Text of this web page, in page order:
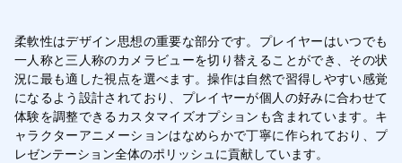
柔軟性はデザイン思想の重要な部分です。プレイヤーはいつでも
一人称と三人称のカメラビューを切り替えることができ、その状
況に最も適した視点を選べます。操作は自然で習得しやすい感覚
になるよう設計されており、プレイヤーが個人の好みに合わせて
体験を調整できるカスタマイズオプションも含まれています。キ
ャラクターアニメーションはなめらかで丁寧に作られており、プ
レゼンテーション全体のポリッシュに貢献しています。